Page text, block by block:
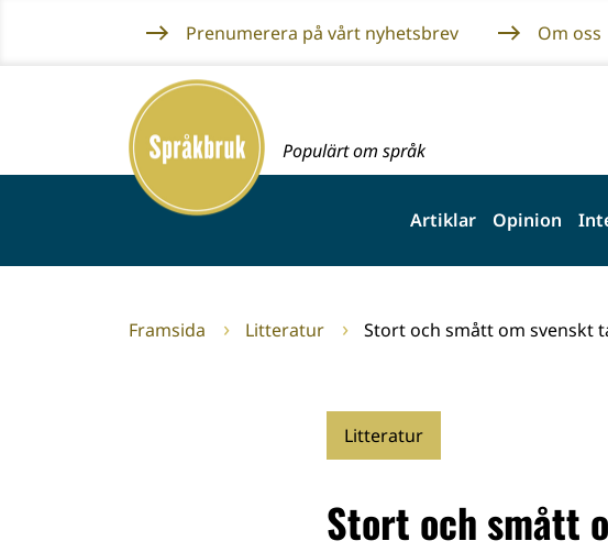
innehållet
Prenumerera på vårt nyhetsbrev Om oss
Framsida
Populärt om språk
Artiklar Opinion
Framsida Litteratur Stort och smått om svenskt
Litteratur
Stort och smått